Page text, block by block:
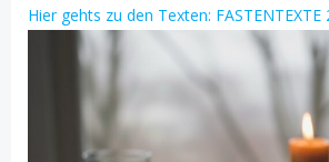
Hier gehts zu den Texten: FASTENTEXTE